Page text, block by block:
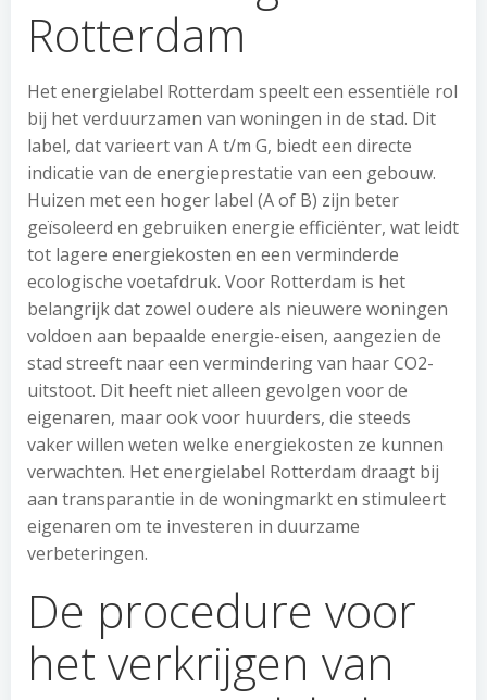
Rotterdam
Het energielabel Rotterdam speelt een essentiële rol
bij het verduurzamen van woningen in de stad. Dit
label, dat varieert van A t/m G, biedt een directe
indicatie van de energieprestatie van een gebouw.
Huizen met een hoger label (A of B) zijn beter
geïsoleerd en gebruiken energie efficiënter, wat leidt
tot lagere energiekosten en een verminderde
ecologische voetafdruk. Voor Rotterdam is het
belangrijk dat zowel oudere als nieuwere woningen
voldoen aan bepaalde energie-eisen, aangezien de
stad streeft naar een vermindering van haar CO2-
uitstoot. Dit heeft niet alleen gevolgen voor de
eigenaren, maar ook voor huurders, die steeds
vaker willen weten welke energiekosten ze kunnen
verwachten. Het energielabel Rotterdam draagt bij
aan transparantie in de woningmarkt en stimuleert
eigenaren om te investeren in duurzame
verbeteringen.
De procedure voor
het verkrijgen van